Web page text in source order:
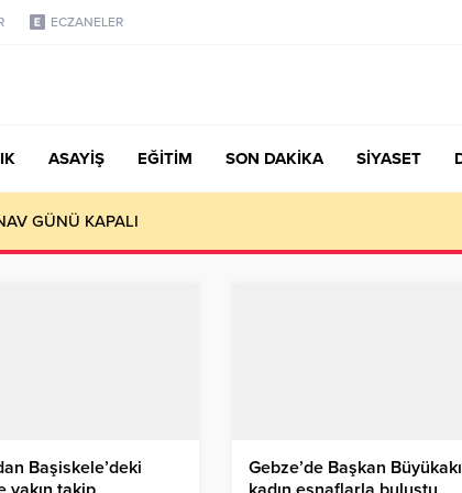
ECZANELER
ASAYİŞ EĞİTİM SON DAKİKA SİYASET
GÜNÜ KAPALI
Başiskele’deki
Gebze’de Başkan